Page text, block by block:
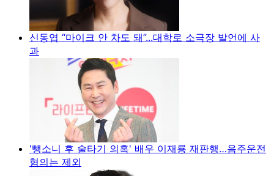
신동엽 “마이크 안 차도 돼”...대학로 소극장 발언에 사
과
'뺑소니 후 술타기 의혹' 배우 이재룡 재판행…음주운전
혐의는 제외